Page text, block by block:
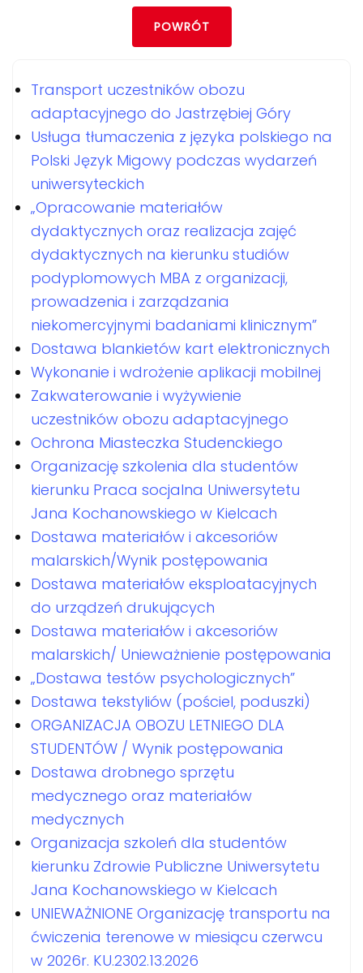
POWRÓT
Transport uczestników obozu
adaptacyjnego do Jastrzębiej Góry
Usługa tłumaczenia z języka polskiego na
Polski Język Migowy podczas wydarzeń
uniwersyteckich
„Opracowanie materiałów
dydaktycznych oraz realizacja zajęć
dydaktycznych na kierunku studiów
podyplomowych MBA z organizacji,
prowadzenia i zarządzania
niekomercyjnymi badaniami klinicznym”
Dostawa blankietów kart elektronicznych
Wykonanie i wdrożenie aplikacji mobilnej
Zakwaterowanie i wyżywienie
uczestników obozu adaptacyjnego
Ochrona Miasteczka Studenckiego
Organizację szkolenia dla studentów
kierunku Praca socjalna Uniwersytetu
Jana Kochanowskiego w Kielcach
Dostawa materiałów i akcesoriów
malarskich/Wynik postępowania
Dostawa materiałów eksploatacyjnych
do urządzeń drukujących
Dostawa materiałów i akcesoriów
malarskich/ Unieważnienie postępowania
„Dostawa testów psychologicznych”
Dostawa tekstyliów (pościel, poduszki)
ORGANIZACJA OBOZU LETNIEGO DLA
STUDENTÓW / Wynik postępowania
Dostawa drobnego sprzętu
medycznego oraz materiałów
medycznych
Organizacja szkoleń dla studentów
kierunku Zdrowie Publiczne Uniwersytetu
Jana Kochanowskiego w Kielcach
UNIEWAŻNIONE Organizację transportu na
ćwiczenia terenowe w miesiącu czerwcu
w 2026r. KU.2302.13.2026